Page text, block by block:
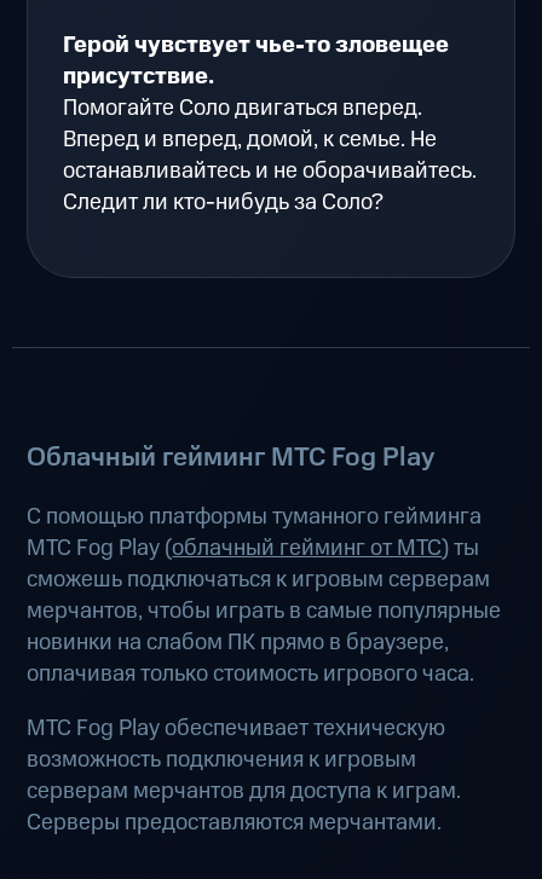
Герой чувствует чье-то зловещее
присутствие.
Помогайте Соло двигаться вперед.
Вперед и вперед, домой, к семье. Не
останавливайтесь и не оборачивайтесь.
Следит ли кто-нибудь за Соло?
Облачный гейминг МТС Fog Play
С помощью платформы туманного гейминга
МТС Fog Play (облачный гейминг от МТС) ты
сможешь подключаться к игровым серверам
мерчантов, чтобы играть в самые популярные
новинки на слабом ПК прямо в браузере,
оплачивая только стоимость игрового часа.
МТС Fog Play обеспечивает техническую
возможность подключения к игровым
серверам мерчантов для доступа к играм.
Серверы предоставляются мерчантами.